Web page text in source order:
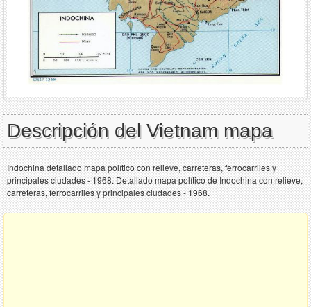
Descripción del Vietnam mapa
Indochina detallado mapa político con relieve, carreteras, ferrocarriles y
principales ciudades - 1968. Detallado mapa político de Indochina con relieve,
carreteras, ferrocarriles y principales ciudades - 1968.